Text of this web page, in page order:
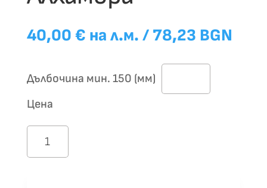
40,00 € на л.м. / 78,23 BGN
Дълбочина мин. 150 (мм)
Цена
количество
за